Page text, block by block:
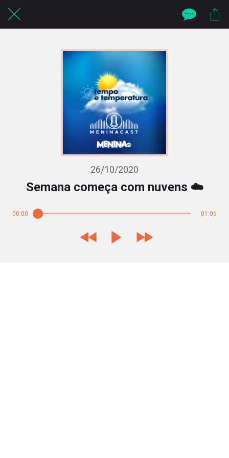
26/10/2020
Semana começa com nuvens ☁️
00:00 01:06